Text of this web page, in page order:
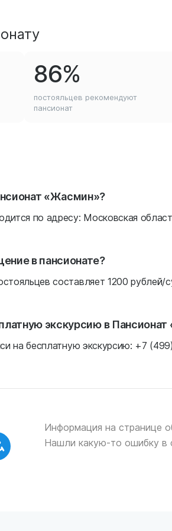
86%
постояльцев рекомендуют
пансионат
«Жасмин»?
по адресу: Московская
в пансионате?
составляет 1200 рублей/
экскурсию в
на бесплатную экскурсию: +7
Информация на странице
Нашли какую-то ошибку в